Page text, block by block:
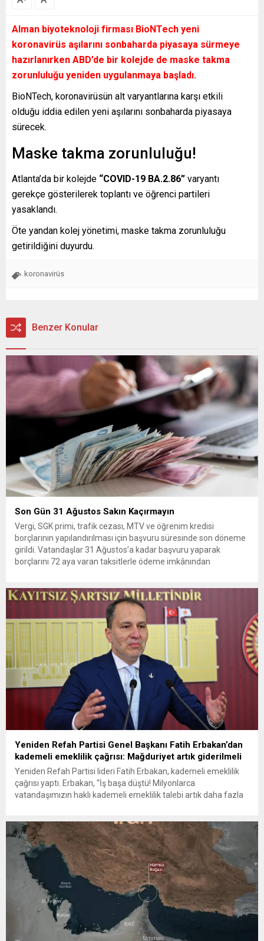
Alman biyoteknoloji firması BioNTech yeni
koronavirüs aşılarını sonbaharda piyasaya sürmeye
hazırlanırken ABD’de bir kolejde de maske takma
zorunluluğu yeniden uygulanmaya başladı.
BioNTech, koronavirüsün alt varyantlarına karşı etkili
olduğu iddia edilen yeni aşılarını sonbaharda piyasaya
sürecek.
Maske takma zorunluluğu!
Atlanta’da bir kolejde “COVID-19 BA.2.86” varyantı
gerekçe gösterilerek toplantı ve öğrenci partileri
yasaklandı.
Öte yandan kolej yönetimi, maske takma zorunluluğu
getirildiğini duyurdu.
koronavirüs
Benzer Konular
Son Gün 31 Ağustos Sakın Kaçırmayın
Vergi, SGK primi, trafik cezası, MTV ve öğrenim kredisi
borçlarının yapılandırılması için başvuru süresinde son döneme
girildi. Vatandaşlar 31 Ağustos’a kadar başvuru yaparak
borçlarını 72 aya varan taksitlerle ödeme imkânından
başvurular 31 Ağustos tarihinde sona eriyor. Hak sahiplerine 72
Yeniden Refah Partisi Genel Başkanı Fatih Erbakan’dan
kademeli emeklilik çağrısı: Mağduriyet artık giderilmeli
Yeniden Refah Partisi lideri Fatih Erbakan, kademeli emeklilik
çağrısı yaptı. Erbakan, “İş başa düştü! Milyonlarca
vatandaşımızın haklı kademeli emeklilik talebi artık daha fazla
talebinin daha fazla ertelenmemesi gerektiğini belirterek, “Bir
günlük fark nedeniyle oluşan 17 yıllık emeklilik...